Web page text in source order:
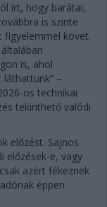
írt, hogy barátai,
is szinte
figyelemmel követ.
is, ahol
–
os technikai
tekinthető valódi
előzést. Sajnos
előzések-e, vagy
azért fékeznek
éppen